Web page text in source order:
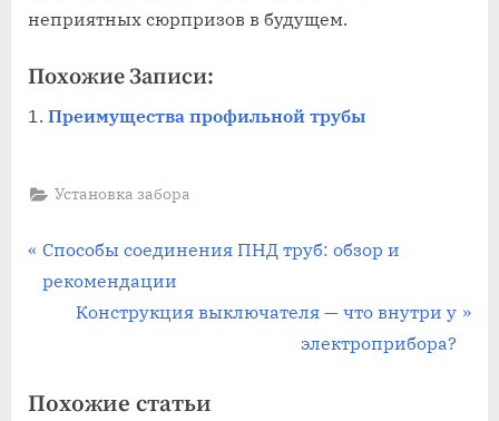
неприятных сюрпризов в будущем.
Похожие Записи:
Преимущества профильной трубы
Установка забора
Навигация
по
П
р
д
Способы соединения ПНД труб: обзор и
рекомендации
С
д
Конструкция выключателя — что внутри у
электроприбора?
Похожие статьи